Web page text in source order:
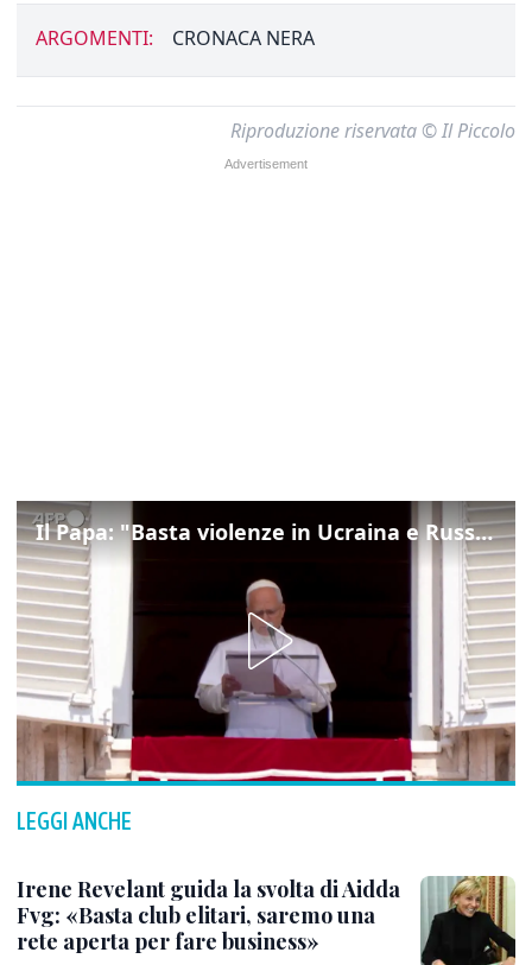
ARGOMENTI: CRONACA NERA
Riproduzione riservata © Il Piccolo
Il Papa: "Basta violenze in Ucraina e Russia, spazio a diplomazia"
LEGGI ANCHE
Irene Revelant guida la svolta di Aidda
Fvg: «Basta club elitari, saremo una
rete aperta per fare business»